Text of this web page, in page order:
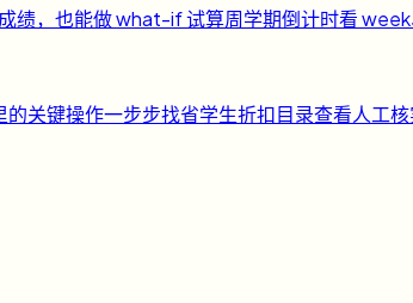
绩，也能做 what-if 试算周学期倒计时看
的关键操作一步步找省学生折扣目录查看人工